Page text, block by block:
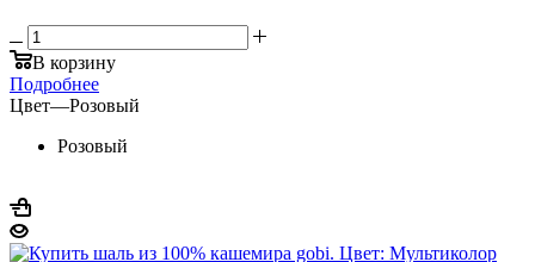
В корзину
Подробнее
Цвет—Розовый
Розовый